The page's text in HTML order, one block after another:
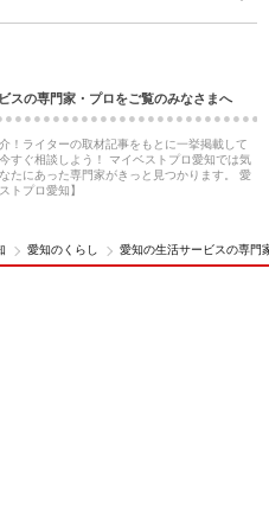
スの専門家・プロをご覧のみなさまへ
！ライターの取材記事をもとに一挙掲載して
すぐ相談しよう！ マイベストプロ愛知では気
たにあった専門家がきっと見つかります。 愛
トプロ愛知】
愛知のくらし 愛知の生活サービスの専門